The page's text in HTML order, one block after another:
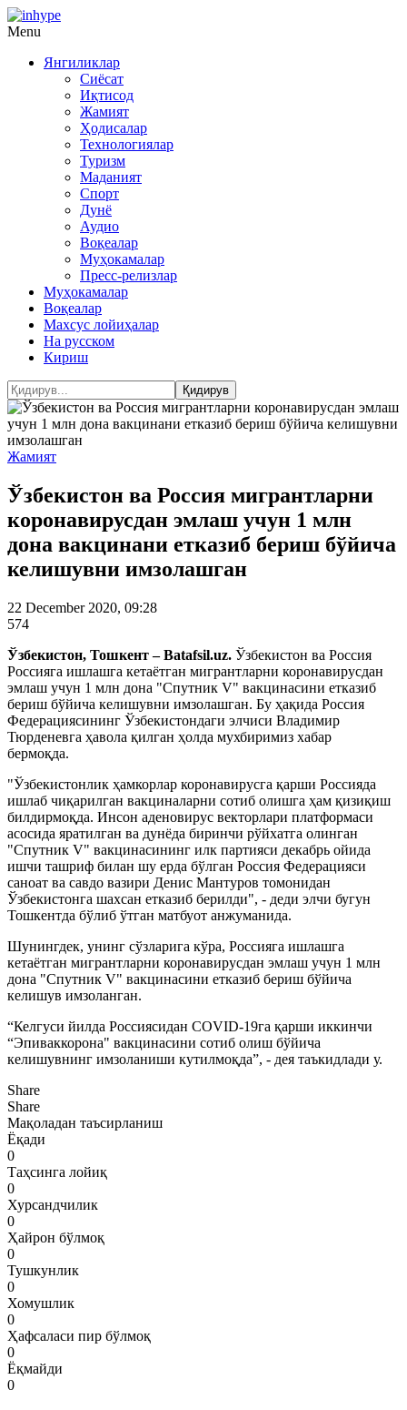
Menu
Янгиликлар
Сиёсат
Иқтисод
Жамият
Ҳодисалар
Технологиялар
Туризм
Маданият
Спорт
Дунё
Аудио
Воқеалар
Муҳокамалар
Пресс-релизлар
Муҳокамалар
Воқеалар
Махсус лойиҳалар
На русском
Кириш
Жамият
Ўзбекистон ва Россия мигрантларни
коронавирусдан эмлаш учун 1 млн
дона вакцинани етказиб бериш бўйича
келишувни имзолашган
22 December 2020, 09:28
574
Ўзбекистон, Тошкент – Batafsil.uz. Ўзбекистон ва Россия
Россияга ишлашга кетаётган мигрантларни коронавирусдан
эмлаш учун 1 млн дона "Спутник V" вакцинасини етказиб
бериш бўйича келишувни имзолашган. Бу ҳақида Россия
Федерациясининг Ўзбекистондаги элчиси Владимир
Тюрденевга ҳавола қилган ҳолда мухбиримиз хабар
бермоқда.
"Ўзбекистонлик ҳамкорлар коронавирусга қарши Россияда
ишлаб чиқарилган вакциналарни сотиб олишга ҳам қизиқиш
билдирмоқда. Инсон аденовирус векторлари платформаси
асосида яратилган ва дунёда биринчи рўйхатга олинган
"Спутник V" вакцинасининг илк партияси декабрь ойида
ишчи ташриф билан шу ерда бўлган Россия Федерацияси
саноат ва савдо вазири Денис Мантуров томонидан
Ўзбекистонга шахсан етказиб берилди", - деди элчи бугун
Тошкентда бўлиб ўтган матбуот анжуманида.
Шунингдек, унинг сўзларига кўра, Россияга ишлашга
кетаётган мигрантларни коронавирусдан эмлаш учун 1 млн
дона "Спутник V" вакцинасини етказиб бериш бўйича
келишув имзоланган.
“Келгуси йилда Россиясидан COVID-19га қарши иккинчи
“Эпиваккорона" вакцинасини сотиб олиш бўйича
келишувнинг имзоланиши кутилмоқда”, - дея таъкидлади у.
Share
Share
Мақоладан таъсирланиш
Ёқади
0
Таҳсинга лойиқ
0
Хурсандчилик
0
Ҳайрон бўлмоқ
0
Тушкунлик
0
Хомушлик
0
Ҳафсаласи пир бўлмоқ
0
Ёқмайди
0